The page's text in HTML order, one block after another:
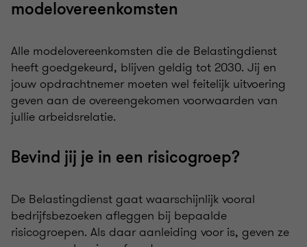
modelovereenkomsten
Alle modelovereenkomsten die de Belastingdienst
heeft goedgekeurd, blijven geldig tot 2030. Jij en
jouw opdrachtnemer moeten wel feitelijk uitvoering
geven aan de overeengekomen voorwaarden van
jullie arbeidsrelatie.
Bevind jij je in een risicogroep?
De Belastingdienst gaat waarschijnlijk vooral
bedrijfsbezoeken afleggen bij bepaalde
risicogroepen. Als daar aanleiding voor is, geven ze